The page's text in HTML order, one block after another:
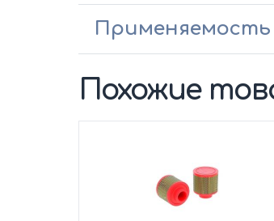
Применяемость
Похожие